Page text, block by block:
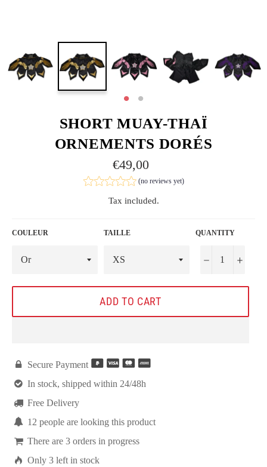
SHORT MUAY-THAÏ
ORNEMENTS DORÉS
Regular
price
€49,00
(no reviews yet)
Tax included.
COULEUR TAILLE QUANTITY
− +
ADD TO CART
 Secure Payment
 In stock, shipped within 24/48h
 Free Delivery
 7 people are looking this product
 There are3 orders in progress
 Only3 left in stock